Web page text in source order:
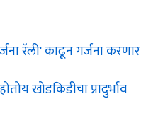
रॅली' काढून गर्जना करणार
खोडकिडीचा प्रादुर्भाव